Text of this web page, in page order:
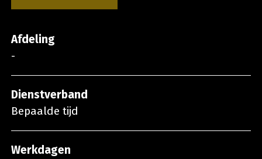
Afdeling
-
Dienstverband
Bepaalde tijd
Werkdagen